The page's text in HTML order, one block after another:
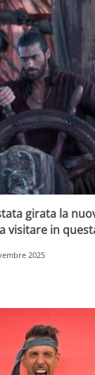
girata la
visitare in
2025